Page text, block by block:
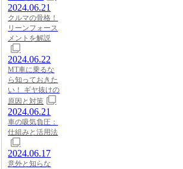
2024.06.21
クルマの骨格！
リーンフォース
メントを解説
2024.06.22
MT車に乗るな
ら知っておきた
い！ ギヤ抜けの
原因と対策
2024.06.21
車の吸気負圧：
仕組みと活用法
2024.06.17
意外と知らな